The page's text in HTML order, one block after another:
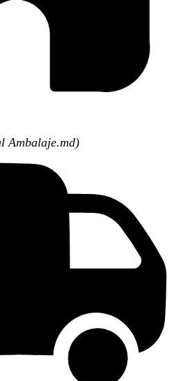
Ambalaje.md)